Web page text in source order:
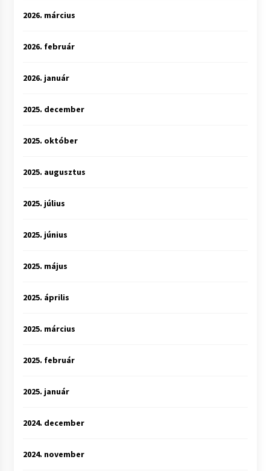
2026. március
2026. február
2026. január
2025. december
2025. október
2025. augusztus
2025. július
2025. június
2025. május
2025. április
2025. március
2025. február
2025. január
2024. december
2024. november